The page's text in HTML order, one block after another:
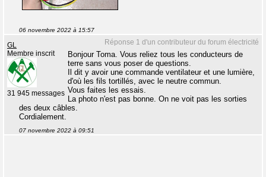
06 novembre 2022 à 15:57
Réponse 1 d'un contributeur du forum électricité
GL
Membre inscrit
31 945 messages
Bonjour Toma. Vous reliez tous les conducteurs de
terre sans vous poser de questions.
Il dit y avoir une commande ventilateur et une lumière,
d'où les fils tortillés, avec le neutre commun.
Vous faites les essais.
La photo n'est pas bonne. On ne voit pas les sorties
des deux câbles.
Cordialement.
07 novembre 2022 à 09:51